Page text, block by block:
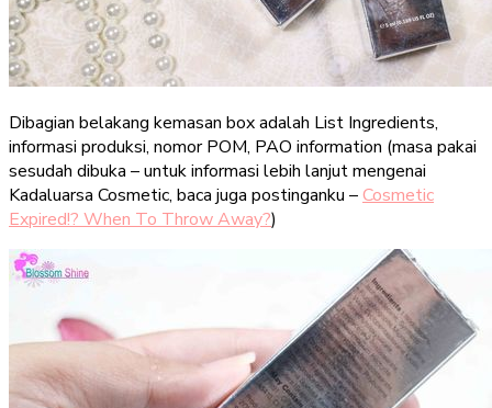
Dibagian belakang kemasan box adalah List Ingredients,
informasi produksi, nomor POM, PAO information (masa pakai
sesudah dibuka – untuk informasi lebih lanjut mengenai
Kadaluarsa Cosmetic, baca juga postinganku –Cosmetic
Expired!? When To Throw Away?)